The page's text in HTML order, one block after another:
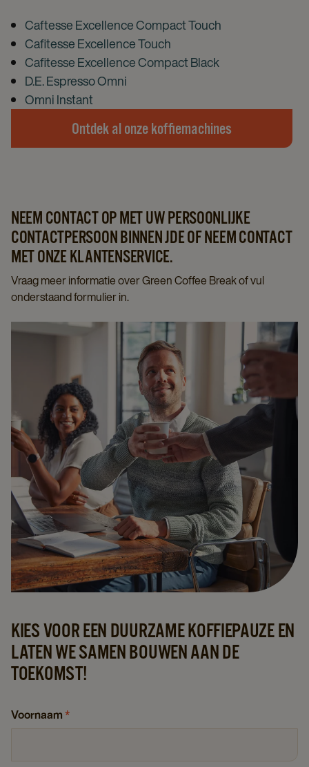
Caftesse Excellence Compact Touch
Cafitesse Excellence Touch
Cafitesse Excellence Compact Black
D.E. Espresso Omni
Omni Instant
Ontdek al onze koffiemachines
NEEM CONTACT OP MET UW PERSOONLIJKE
CONTACTPERSOON BINNEN JDE OF NEEM CONTACT
MET ONZE KLANTENSERVICE.
Vraag meer informatie over Green Coffee Break of vul
onderstaand formulier in.
KIES VOOR EEN DUURZAME KOFFIEPAUZE EN
LATEN WE SAMEN BOUWEN AAN DE
TOEKOMST!
Voornaam*